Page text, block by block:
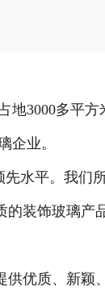
地3000多平方
企业。
水平。我们
的装饰玻璃产
供优质、新颖